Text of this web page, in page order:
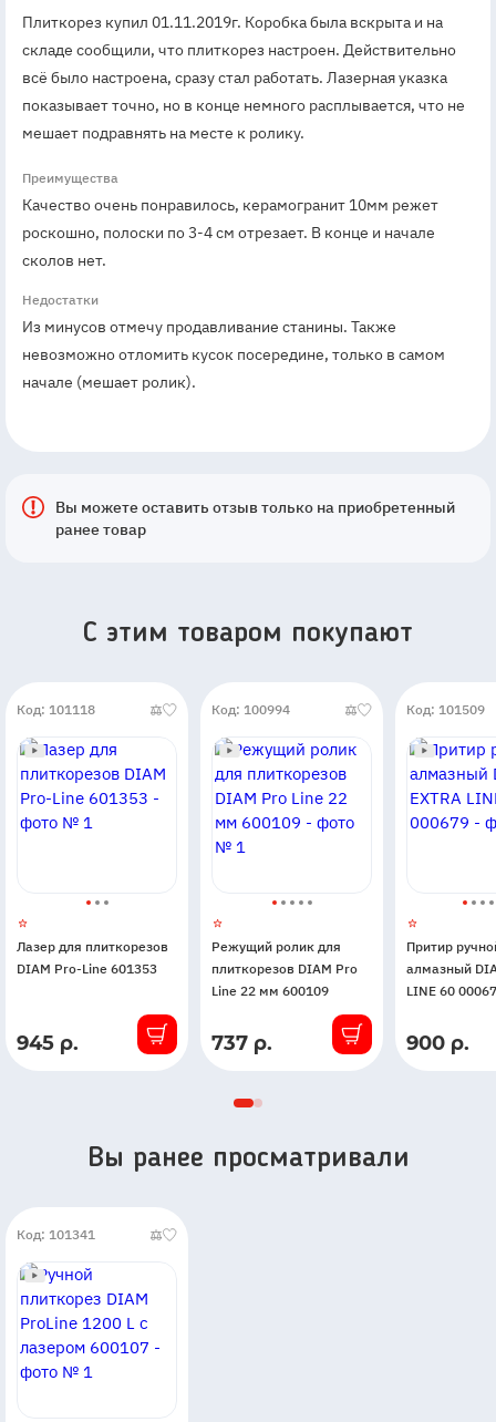
Плиткорез купил 01.11.2019г. Коробка была вскрыта и на
складе сообщили, что плиткорез настроен. Действительно
всё было настроена, сразу стал работать. Лазерная указка
показывает точно, но в конце немного расплывается, что не
мешает подравнять на месте к ролику.
Преимущества
Качество очень понравилось, керамогранит 10мм режет
роскошно, полоски по 3-4 см отрезает. В конце и начале
сколов нет.
Недостатки
Из минусов отмечу продавливание станины. Также
невозможно отломить кусок посередине, только в самом
начале (мешает ролик).
Вы можете оставить отзыв только на приобретенный
ранее товар
C этим товаром покупают
Код: 101118
Лазер для плиткорезов
DIAM Pro-Line 601353
В
945 р.
Код: 100994
Режущий ролик для
плиткорезов DIAM Pro
Line 22 мм 600109
В
737 р.
Код: 101509
Притир
алмазный
LINE 60
В
900 р.
Вы ранее просматривали
Код: 101341